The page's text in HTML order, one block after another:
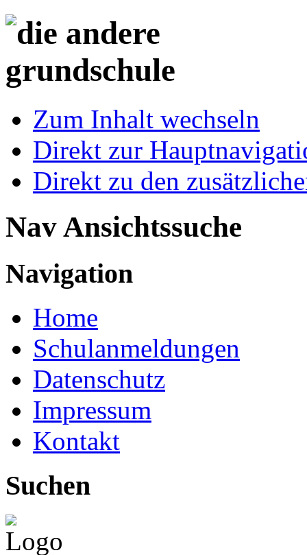
Zum Inhalt wechseln
Direkt zur
Direkt zu den
Nav Ansichtssuche
Navigation
Home
Schulanmeldungen
Datenschutz
Impressum
Kontakt
Suchen